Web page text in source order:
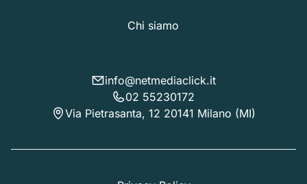
Chi siamo
info@netmediaclick.it
02 55230172
Via Pietrasanta, 12 20141 Milano (MI)